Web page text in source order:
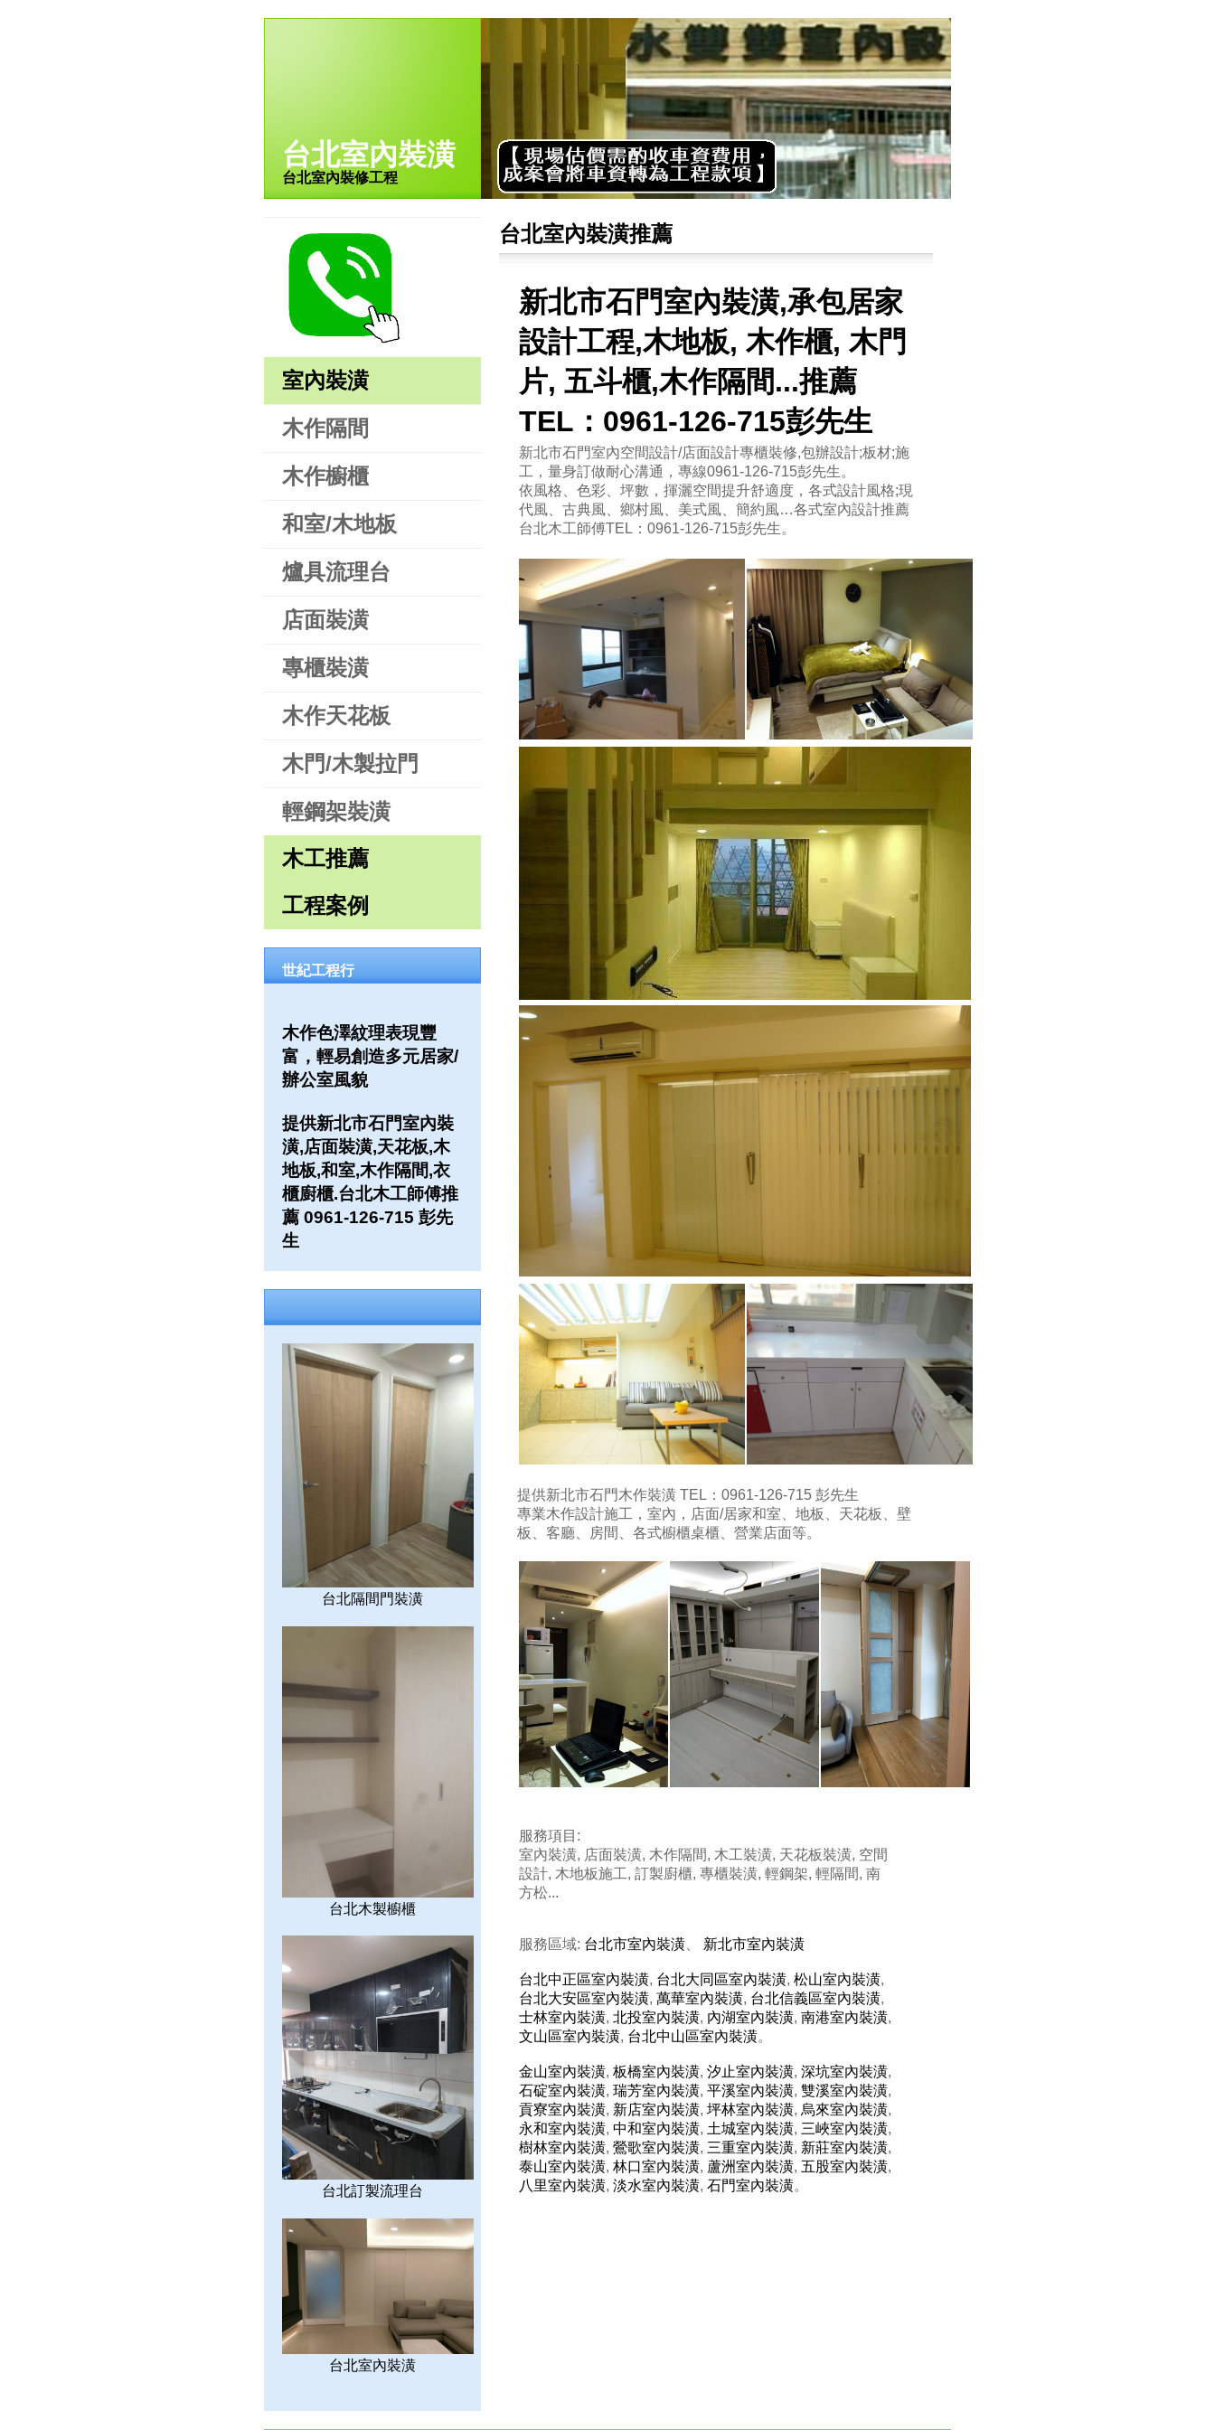
台北室內裝潢
台北室內裝修工程
室內裝潢
木作隔間
木作櫥櫃
和室/木地板
爐具流理台
店面裝潢
專櫃裝潢
木作天花板
木門/木製拉門
輕鋼架裝潢
木工推薦
工程案例
世紀工程行
木作色澤紋理表現豐
富，輕易創造多元居家/
辦公室風貌
提供新北市石門室內裝
潢,店面裝潢,天花板,木
地板,和室,木作隔間,衣
櫃廚櫃.台北木工師傅推
薦 0961-126-715 彭先
生
台北隔間門裝潢
台北木製櫥櫃
台北訂製流理台
台北室內裝潢
台北室內裝潢推薦
新北市石門室內裝潢,承包居家
設計工程,木地板, 木作櫃, 木門
片, 五斗櫃,木作隔間...推薦
TEL：0961-126-715彭先生
新北市石門室內空間設計/店面設計專櫃裝修,包辦設計;板材;施
工，量身訂做耐心溝通，專線0961-126-715彭先生。
依風格、色彩、坪數，揮灑空間提升舒適度，各式設計風格;現
代風、古典風、鄉村風、美式風、簡約風…各式室內設計推薦
台北木工師傅TEL：0961-126-715彭先生。
提供新北市石門木作裝潢 TEL：0961-126-715 彭先生
專業木作設計施工，室內，店面/居家和室、地板、天花板、壁
板、客廳、房間、各式櫥櫃桌櫃、營業店面等。
服務項目:
室內裝潢, 店面裝潢, 木作隔間, 木工裝潢, 天花板裝潢, 空間
設計, 木地板施工, 訂製廚櫃, 專櫃裝潢, 輕鋼架, 輕隔間, 南
方松...
服務區域: 台北市室內裝潢 新北市室內裝潢
台北中正區室內裝潢, 台北大同區室內裝潢, 松山室內裝潢,
台北大安區室內裝潢, 萬華室內裝潢, 台北信義區室內裝潢,
士林室內裝潢, 北投室內裝潢, 內湖室內裝潢, 南港室內裝潢,
文山區室內裝潢, 台北中山區室內裝潢。
金山室內裝潢, 板橋室內裝潢, 汐止室內裝潢, 深坑室內裝潢,
石碇室內裝潢, 瑞芳室內裝潢, 平溪室內裝潢, 雙溪室內裝潢,
貢寮室內裝潢, 新店室內裝潢, 坪林室內裝潢, 烏來室內裝潢,
永和室內裝潢, 中和室內裝潢, 土城室內裝潢, 三峽室內裝潢,
樹林室內裝潢, 鶯歌室內裝潢, 三重室內裝潢, 新莊室內裝潢,
泰山室內裝潢, 林口室內裝潢, 蘆洲室內裝潢, 五股室內裝潢,
八里室內裝潢, 淡水室內裝潢, 石門室內裝潢。